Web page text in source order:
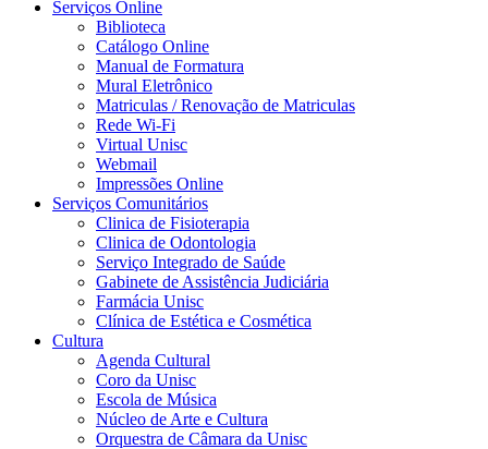
Serviços Online
Biblioteca
Catálogo Online
Manual de Formatura
Mural Eletrônico
Matriculas / Renovação de Matriculas
Rede Wi-Fi
Virtual Unisc
Webmail
Impressões Online
Serviços Comunitários
Clinica de Fisioterapia
Clinica de Odontologia
Serviço Integrado de Saúde
Gabinete de Assistência Judiciária
Farmácia Unisc
Clínica de Estética e Cosmética
Cultura
Agenda Cultural
Coro da Unisc
Escola de Música
Núcleo de Arte e Cultura
Orquestra de Câmara da Unisc